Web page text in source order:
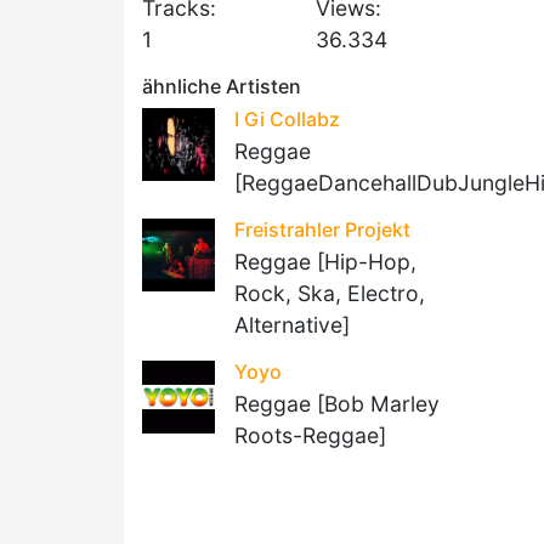
Tracks:
1
Views:
36.334
ähnliche Artisten
I Gi Collabz
Reggae
Freistrahler Projekt
Reggae [Hip-Hop,
Rock, Ska, Electro,
Alternative]
Yoyo
Reggae [Bob Marley
Roots-Reggae]